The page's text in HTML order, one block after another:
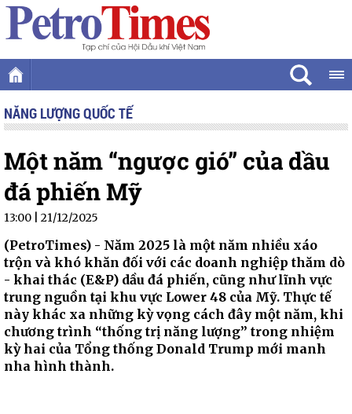
NĂNG LƯỢNG QUỐC TẾ
Một năm “ngược gió” của dầu
đá phiến Mỹ
13:00 | 21/12/2025
(PetroTimes) - Năm 2025 là một năm nhiều xáo
trộn và khó khăn đối với các doanh nghiệp thăm dò
- khai thác (E&P) dầu đá phiến, cũng như lĩnh vực
trung nguồn tại khu vực Lower 48 của Mỹ. Thực tế
này khác xa những kỳ vọng cách đây một năm, khi
chương trình “thống trị năng lượng” trong nhiệm
kỳ hai của Tổng thống Donald Trump mới manh
nha hình thành.